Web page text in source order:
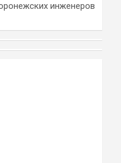
инженеров